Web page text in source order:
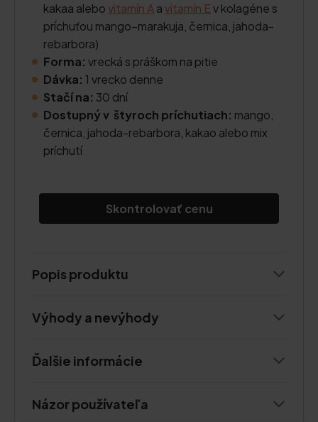
kakaa alebovitamín Aavitamín Ev kolagéne s
príchuťou mango–marakuja, černica, jahoda-
rebarbora)
Forma: vrecká s práškom na pitie
Dávka: 1 vrecko denne
Stačí na: 30 dní
Dostupný v štyroch príchutiach: mango,
černica, jahoda-rebarbora, kakao alebo mix
príchutí
Skontrolovať cenu
Popis produktu
Výhody a nevýhody
Ďalšie informácie
Názor používateľa